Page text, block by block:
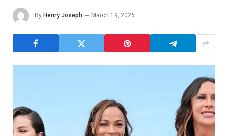
By Henry Joseph March 19, 2026